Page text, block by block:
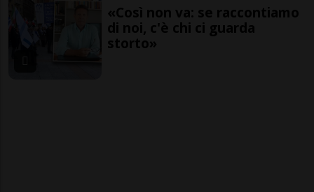
«Così non va: se raccontiamo
di noi, c'è chi ci guarda
storto»